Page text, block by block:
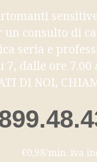
un consulto di
seria e
7, dalle ore 7.00
DI NOI,
€0,98/min. iva